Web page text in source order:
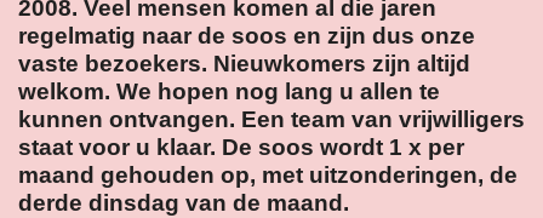
2008. Veel mensen komen al die jaren
regelmatig naar de soos en zijn dus onze
vaste bezoekers. Nieuwkomers zijn altijd
welkom. We hopen nog lang u allen te
kunnen ontvangen. Een team van vrijwilligers
staat voor u klaar. De soos wordt 1 x per
maand gehouden op, met uitzonderingen, de
derde dinsdag van de maand.